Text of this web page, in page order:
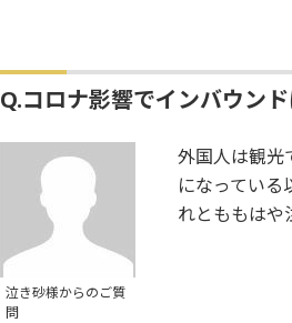
Q.コロナ影響でインバウン
泣き砂様からのご質
問
外国人は観光
になってい
れとももはや